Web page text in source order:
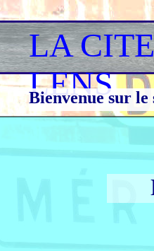
LA
LENS
Bienvenue sur le